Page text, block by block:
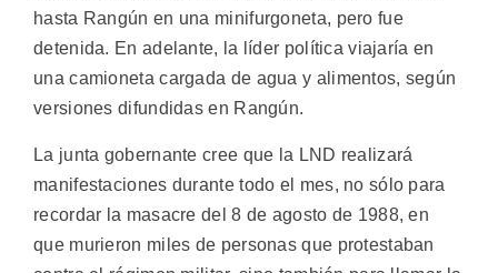
hasta Rangún en una minifurgoneta, pero fue
detenida. En adelante, la líder política viajaría en
una camioneta cargada de agua y alimentos, según
versiones difundidas en Rangún.
La junta gobernante cree que la LND realizará
manifestaciones durante todo el mes, no sólo para
recordar la masacre del 8 de agosto de 1988, en
que murieron miles de personas que protestaban